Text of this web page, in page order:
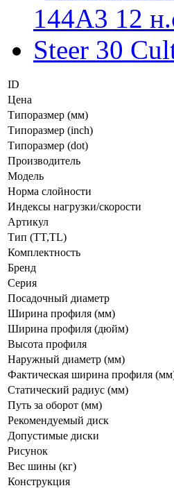
ID
Цена
Типоразмер (мм)
Типоразмер (inch)
Типоразмер (dot)
Производитель
Модель
Норма слойности
Индексы нагрузки/скорости
Артикул
Тип (TT,TL)
Комплектность
Бренд
Серия
Посадочный диаметр
Ширина профиля (мм)
Ширина профиля (дюйм)
Высота профиля
Наружный диаметр (мм)
Фактическая ширина профиля
Статический радиус (мм)
Путь за оборот (мм)
Рекомендуемый диск
Допустимые диски
Рисунок
Вес шины (кг)
Конструкция